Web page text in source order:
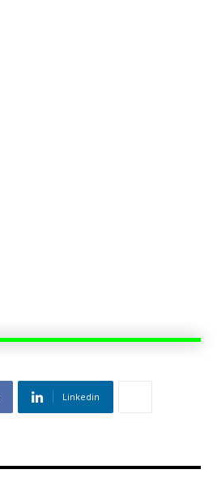
Linkedin